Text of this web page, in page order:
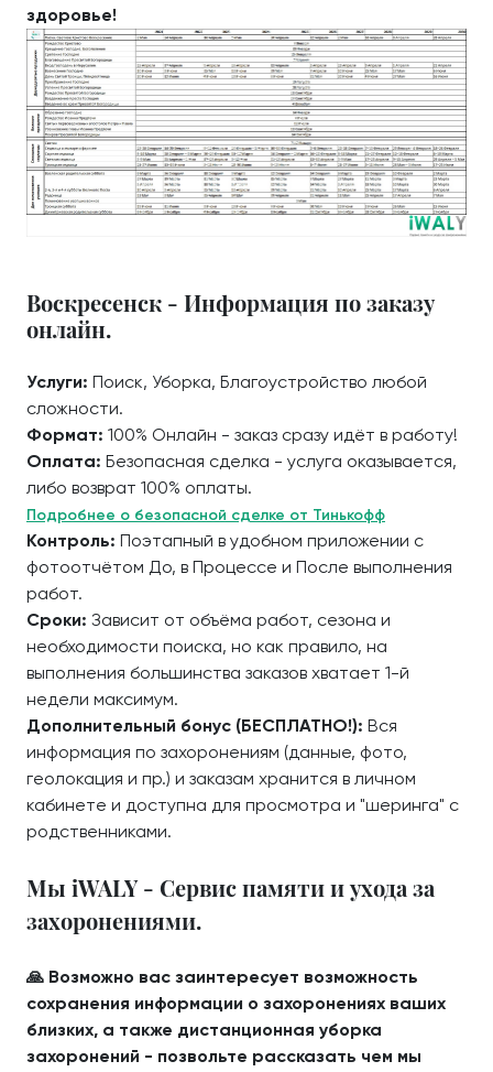
здоровье!
Воскресенск - Информация по заказу
онлайн.
Услуги: Поиск, Уборка, Благоустройство любой
сложности.
Формат: 100% Онлайн - заказ сразу идёт в работу!
Оплата: Безопасная сделка - услуга оказывается,
либо возврат 100% оплаты.
Подробнее о безопасной сделке от Тинькофф
Контроль: Поэтапный в удобном приложении с
фотоотчётом До, в Процессе и После выполнения
работ.
Сроки: Зависит от объёма работ, сезона и
необходимости поиска, но как правило, на
выполнения большинства заказов хватает 1-й
недели максимум.
Дополнительный бонус (БЕСПЛАТНО!): Вся
информация по захоронениям (данные, фото,
геолокация и пр.) и заказам хранится в личном
кабинете и доступна для просмотра и "шеринга" с
родственниками.
Мы iWALY - Сервис памяти и ухода за
захоронениями.
🙏 Возможно вас заинтересует возможность
сохранения информации о захоронениях ваших
близких, а также дистанционная уборка
захоронений - позвольте рассказать чем мы